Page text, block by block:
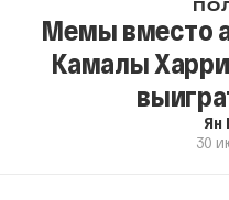
Мемы вместо
Камалы
Ян
30